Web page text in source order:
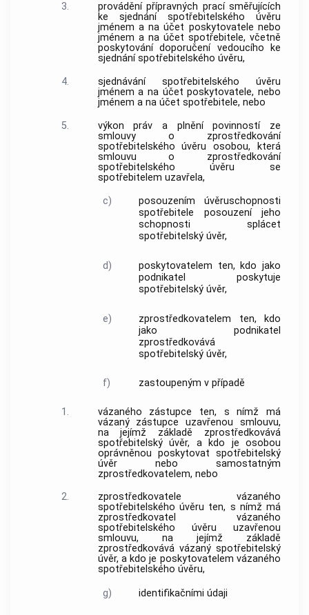
3.
provádění přípravných prací směřujících
ke sjednání spotřebitelského úvěru
jménem a na účet poskytovatele nebo
jménem a na účet spotřebitele, včetně
poskytování doporučení vedoucího ke
sjednáníspotřebitelského úvěru,
4.
sjednávání spotřebitelského úvěru
jménem a na účetposkytovatele, nebo
jménem a na účet spotřebitele, nebo
5.
výkon práv a plnění povinností ze
smlouvy o zprostředkování
spotřebitelského úvěru osobou, která
smlouvu o zprostředkování
spotřebitelského úvěru se
spotřebitelem uzavřela,
c)
posouzením úvěruschopnosti
spotřebitele posouzení jeho
schopnosti splácet
spotřebitelský úvěr,
d) poskytovatelem ten, kdo jako
podnikatel poskytuje
spotřebitelský úvěr,
e) zprostředkovatelem ten, kdo
jako podnikatel
zprostředkovává
spotřebitelský úvěr,
f) zastoupeným v případě
1. vázaného zástupce ten, s nímž má
vázaný zástupce uzavřenou smlouvu,
na jejímž základě zprostředkovává
spotřebitelský úvěr, a kdo je osobou
oprávněnou poskytovat spotřebitelský
úvěrnebo samostatným
zprostředkovatelem, nebo
2.
zprostředkovatele vázaného
spotřebitelského úvěru ten, s nímž má
zprostředkovatel vázaného
spotřebitelského úvěru uzavřenou
smlouvu, na jejímž základě
zprostředkovává vázaný spotřebitelský
úvěr, a kdo je poskytovatelem vázaného
spotřebitelského úvěru,
g) identifikačními údaji